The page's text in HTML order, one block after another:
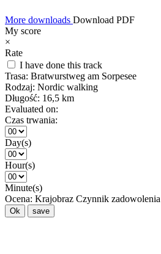
More downloads Download PDF
My score
×
Rate
I have done this track
Trasa: Bratwurstweg am Sorpesee
Rodzaj: Nordic walking
Długość: 16,5 km
Evaluated on:
Czas trwania:
Day(s)
Hour(s)
Minute(s)
Ocena: Krajobraz Czynnik zadowolenia
Ok save